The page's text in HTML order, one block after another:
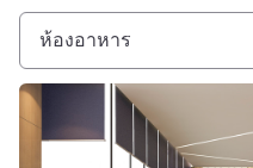
ห้องอาหาร
ดูรายละเอียด